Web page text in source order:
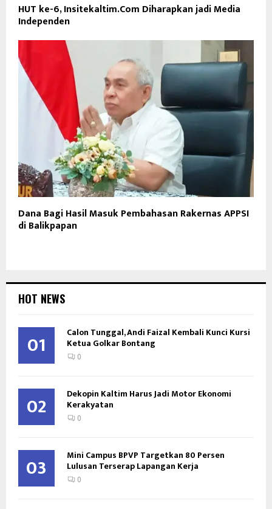
HUT ke-6, Insitekaltim.Com Diharapkan jadi Media
Independen
Dana Bagi Hasil Masuk Pembahasan Rakernas APPSI
di Balikpapan
HOT NEWS
01 Calon Tunggal, Andi Faizal Kembali Kunci Kursi
Ketua Golkar Bontang
0
02 Dekopin Kaltim Harus Jadi Motor Ekonomi
Kerakyatan
0
03 Mini Campus BPVP Targetkan 80 Persen
Lulusan Terserap Lapangan Kerja
0